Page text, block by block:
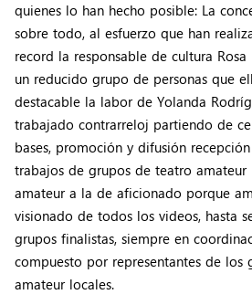
quienes lo han hecho posible: La
sobre todo, al esfuerzo que han
record la responsable de cultura Rosa
un reducido grupo de personas que
destacable la labor de Yolanda
trabajado contrarreloj partiendo de
bases, promoción y difusión
trabajos de grupos de teatro
amateur a la de aficionado porque
visionado de todos los videos, hasta
grupos finalistas, siempre en
compuesto por representantes de los
amateur locales.